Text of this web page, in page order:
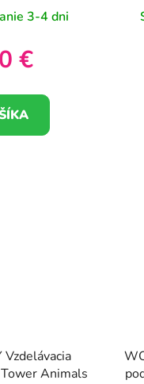
3-4 dni
€
Animals